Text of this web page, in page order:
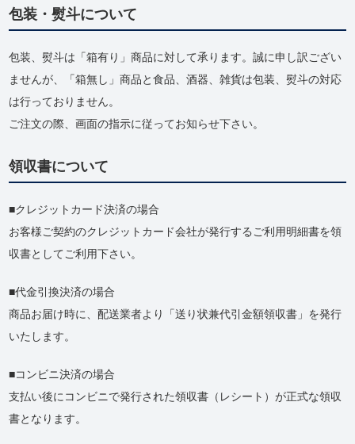
包装・熨斗について
包装、熨斗は「箱有り」商品に対して承ります。誠に申し訳ござい
ませんが、「箱無し」商品と食品、酒器、雑貨は包装、熨斗の対応
は行っておりません。
ご注文の際、画面の指示に従ってお知らせ下さい。
領収書について
クレジットカード決済の場合
お客様ご契約のクレジットカード会社が発行するご利用明細書を領
収書としてご利用下さい。
代金引換決済の場合
商品お届け時に、配送業者より「送り状兼代引金額領収書」を発行
いたします。
コンビニ決済の場合
支払い後にコンビニで発行された領収書（レシート）が正式な領収
書となります。